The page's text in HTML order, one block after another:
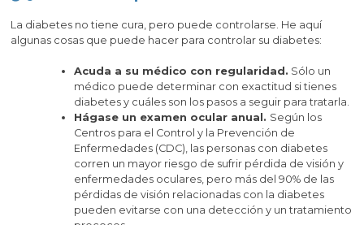
La diabetes no tiene cura, pero puede controlarse. He aquí
algunas cosas que puede hacer para controlar su diabetes:
Acuda a su médico con regularidad. Sólo un
médico puede determinar con exactitud si tienes
diabetes y cuáles son los pasos a seguir para tratarla.
Hágase un examen ocular anual. Según los
Centros para el Control y la Prevención de
Enfermedades (CDC), las personas con diabetes
corren un mayor riesgo de sufrir pérdida de visión y
enfermedades oculares, pero más del 90% de las
pérdidas de visión relacionadas con la diabetes
pueden evitarse con una detección y un tratamiento